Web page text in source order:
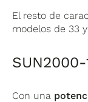
El resto de
modelos de 33
SUN2000-
Con una